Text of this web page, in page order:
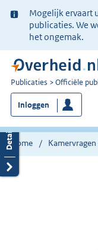
Ter
informatie:
Mogelijk ervaart
publicaties. We
het ongemak.
U
bent
nu
hier:
Publicaties Officiële
Inloggen
Home